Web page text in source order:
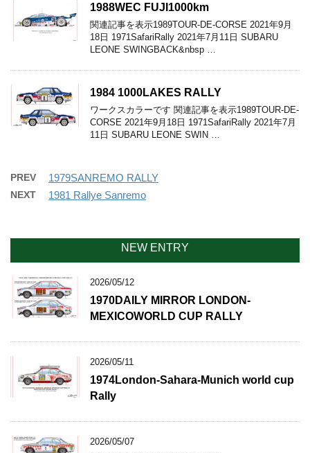
1988WEC FUJI1000km
関連記事を表示1989TOUR-DE-CORSE 2021年9月
18日 1971SafariRally 2021年7月11日 SUBARU
LEONE SWINGBACK&nbsp …
1984 1000LAKES RALLY
ワークスカラーです 関連記事を表示1989TOUR-DE-
CORSE 2021年9月18日 1971SafariRally 2021年7月
11日 SUBARU LEONE SWIN …
PREV 1979SANREMO RALLY
NEXT 1981 Rallye Sanremo
NEW ENTRY
2026/05/12
1970DAILY MIRROR LONDON-
MEXICOWORLD CUP RALLY
2026/05/11
1974London-Sahara-Munich world cup
Rally
2026/05/07